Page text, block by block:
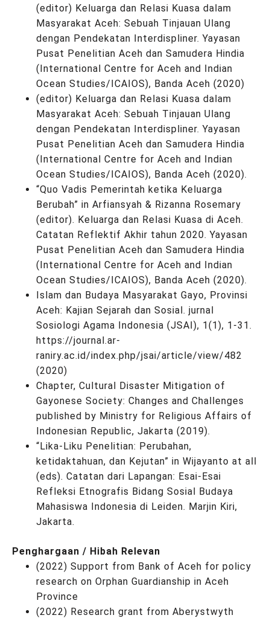
(editor) Keluarga dan Relasi Kuasa dalam
Masyarakat Aceh: Sebuah Tinjauan Ulang
dengan Pendekatan Interdispliner. Yayasan
Pusat Penelitian Aceh dan Samudera Hindia
(International Centre for Aceh and Indian
Ocean Studies/ICAIOS), Banda Aceh (2020)
(editor) Keluarga dan Relasi Kuasa dalam
Masyarakat Aceh: Sebuah Tinjauan Ulang
dengan Pendekatan Interdispliner. Yayasan
Pusat Penelitian Aceh dan Samudera Hindia
(International Centre for Aceh and Indian
Ocean Studies/ICAIOS), Banda Aceh (2020).
“Quo Vadis Pemerintah ketika Keluarga
Berubah” in Arfiansyah & Rizanna Rosemary
(editor). Keluarga dan Relasi Kuasa di Aceh.
Catatan Reflektif Akhir tahun 2020. Yayasan
Pusat Penelitian Aceh dan Samudera Hindia
(International Centre for Aceh and Indian
Ocean Studies/ICAIOS), Banda Aceh (2020).
Islam dan Budaya Masyarakat Gayo, Provinsi
Aceh: Kajian Sejarah dan Sosial. jurnal
Sosiologi Agama Indonesia (JSAI), 1(1), 1-31.
https://journal.ar-
raniry.ac.id/index.php/jsai/article/view/482
(2020)
Chapter, Cultural Disaster Mitigation of
Gayonese Society: Changes and Challenges
published by Ministry for Religious Affairs of
Indonesian Republic, Jakarta (2019).
“Lika-Liku Penelitian: Perubahan,
ketidaktahuan, dan Kejutan” in Wijayanto at all
(eds). Catatan dari Lapangan: Esai-Esai
Refleksi Etnografis Bidang Sosial Budaya
Mahasiswa Indonesia di Leiden. Marjin Kiri,
Jakarta.
Penghargaan / Hibah Relevan
(2022) Support from Bank of Aceh for policy
research on Orphan Guardianship in Aceh
Province
(2022) Research grant from Aberystwyth